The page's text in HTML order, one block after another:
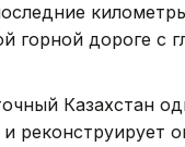
горной дороге с
Казахстан
реконструирует